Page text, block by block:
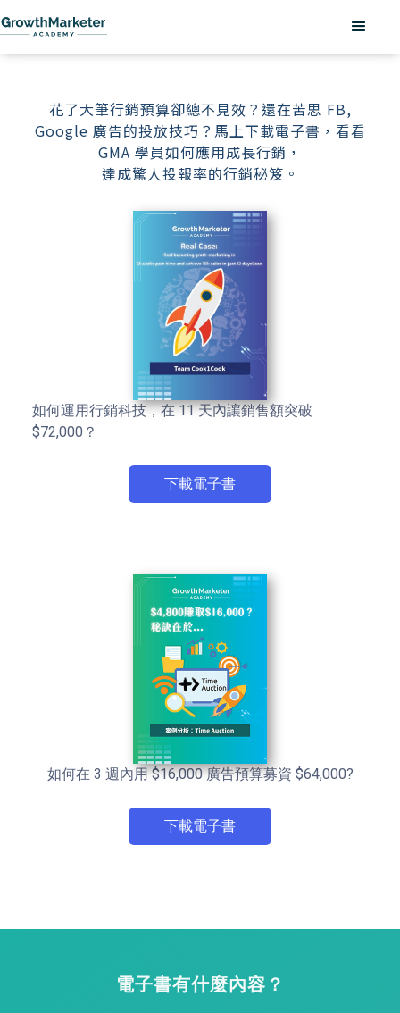
花了大筆行銷預算卻總不見效？還在苦思 FB,
Google 廣告的投放技巧？馬上下載電子書，看看
GMA 學員如何應用成長行銷，
達成驚人投報率的行銷秘笈。
如何運用行銷科技，在 11 天內讓銷售額突破
$72,000？
下載電子書
如何在 3 週內用 $16,000 廣告預算募資 $64,000?
下載電子書
電子書有什麼內容？